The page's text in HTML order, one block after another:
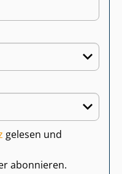
gelesen und
abonnieren.